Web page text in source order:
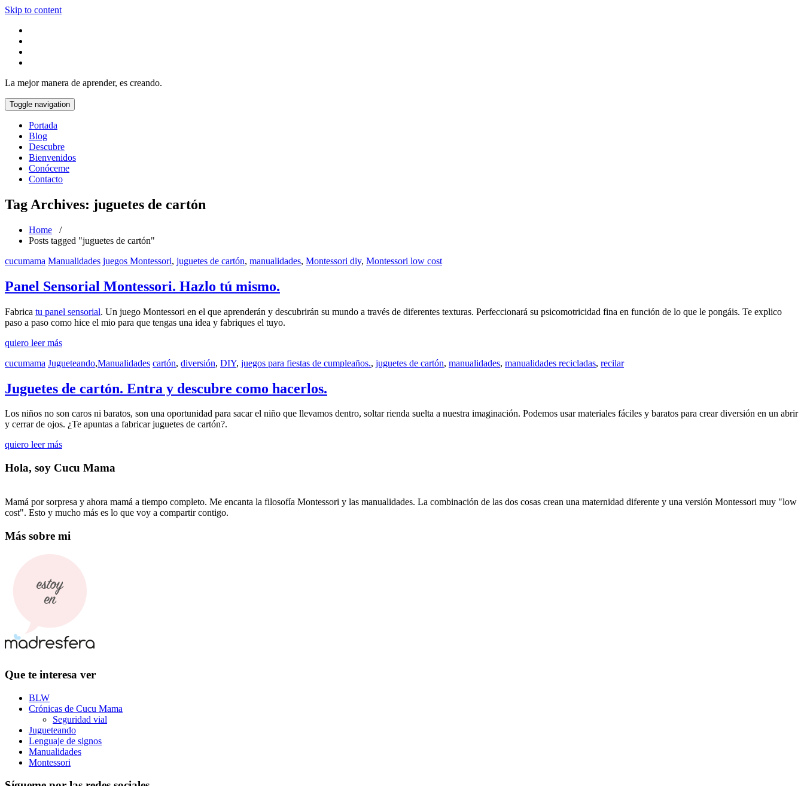
Skip to content
La mejor manera de aprender, es creando.
Toggle navigation
Portada
Blog
Descubre
Bienvenidos
Conóceme
Contacto
Tag Archives: juguetes de cartón
Home /
Posts tagged "juguetes de cartón"
cucumama Manualidades juegos Montessori, juguetes de cartón, manualidades, Montessori diy, Montessori low cost
Panel Sensorial Montessori. Hazlo tú mismo.
Fabrica tu panel sensorial. Un juego Montessori en el que aprenderán y descubrirán su mundo a través de diferentes texturas. Perfeccionará su psicomotricidad fina en función de lo que le pongáis. Te explico
paso a paso como hice el mio para que tengas una idea y fabriques el tuyo.
quiero leer más
cucumama Jugueteando,Manualidades cartón, diversión, DIY, juegos para fiestas de cumpleaños., juguetes de cartón, manualidades, manualidades recicladas, recilar
Juguetes de cartón. Entra y descubre como hacerlos.
Los niños no son caros ni baratos, son una oportunidad para sacar el niño que llevamos dentro, soltar rienda suelta a nuestra imaginación. Podemos usar materiales fáciles y baratos para crear diversión en un abrir
y cerrar de ojos. ¿Te apuntas a fabricar juguetes de cartón?.
quiero leer más
Hola, soy Cucu Mama
Mamá por sorpresa y ahora mamá a tiempo completo. Me encanta la filosofía Montessori y las manualidades. La combinación de las dos cosas crean una maternidad diferente y una versión Montessori muy "low
cost". Esto y mucho más es lo que voy a compartir contigo.
Más sobre mi
Que te interesa ver
BLW
Crónicas de Cucu Mama
Seguridad vial
Jugueteando
Lenguaje de signos
Manualidades
Montessori